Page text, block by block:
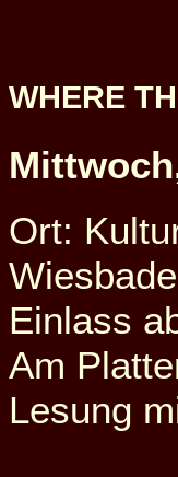
WHERE
Ort:
Einlass
Am
Lesung